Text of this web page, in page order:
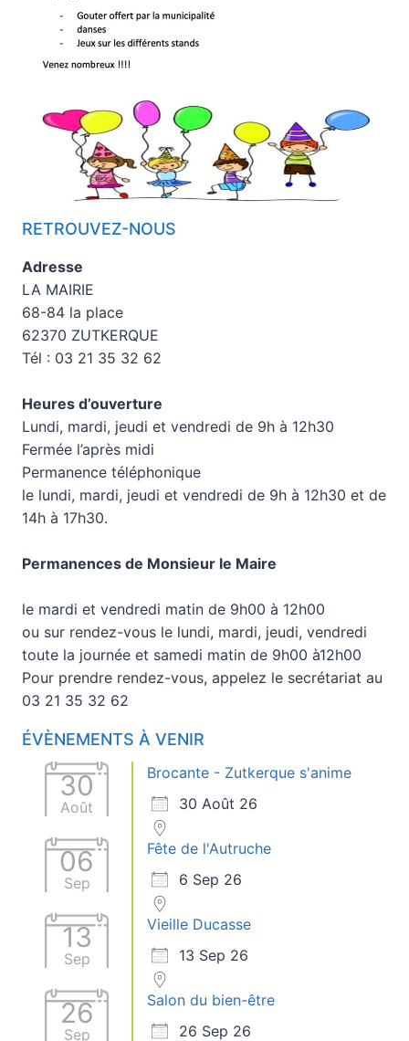
RETROUVEZ-NOUS
Adresse
LA MAIRIE
68-84 la place
62370 ZUTKERQUE
Tél : 03 21 35 32 62
Heures d’ouverture
Lundi, mardi, jeudi et vendredi de 9h à 12h30
Fermée l’après midi
Permanence téléphonique
le lundi, mardi, jeudi et vendredi de 9h à 12h30 et de
14h à 17h30.
Permanences de Monsieur le Maire
le mardi et vendredi matin de 9h00 à 12h00
ou sur rendez-vous le lundi, mardi, jeudi, vendredi
toute la journée et samedi matin de 9h00 à12h00
Pour prendre rendez-vous, appelez le secrétariat au
03 21 35 32 62
ÉVÈNEMENTS À VENIR
30
Août
Brocante - Zutkerque s'anime
30 Août 26
06
Sep
Fête de l'Autruche
6 Sep 26
13
Sep
Vieille Ducasse
13 Sep 26
26
Sep
Salon du bien-être
26 Sep 26